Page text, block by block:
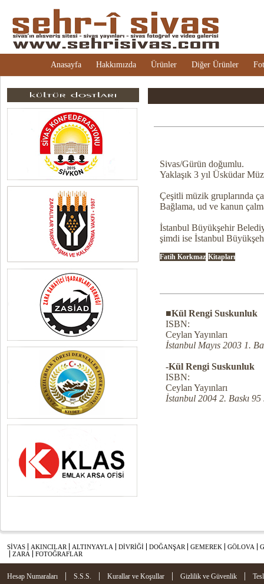
Anasayfa Hakkımızda Ürünler Diğer Ürünler
Sivas/Gürün doğumlu.
Yaklaşık 3 yıl Üsküdar
Çeşitli müzik gruplarında
Bağlama, ud ve kanun
İstanbul Büyükşehir
şimdi ise İstanbul
Fatih Korkmaz Kitapları
■Kül Rengi Suskunluk
ISBN:
Ceylan Yayınları
İstanbul Mayıs 2003 1.
-Kül Rengi Suskunluk
ISBN:
Ceylan Yayınları
İstanbul 2004 2. Baskı 95
SİVAS AKINCILAR ALTINYAYLA DİVRİĞİ DOĞANŞAR GEMEREK GÖLOVA
ZARA
FOTOĞRAFLAR
Hesap Numaraları | S.S.S. | Kurallar ve Koşullar | Gizlilik ve Güvenlik |